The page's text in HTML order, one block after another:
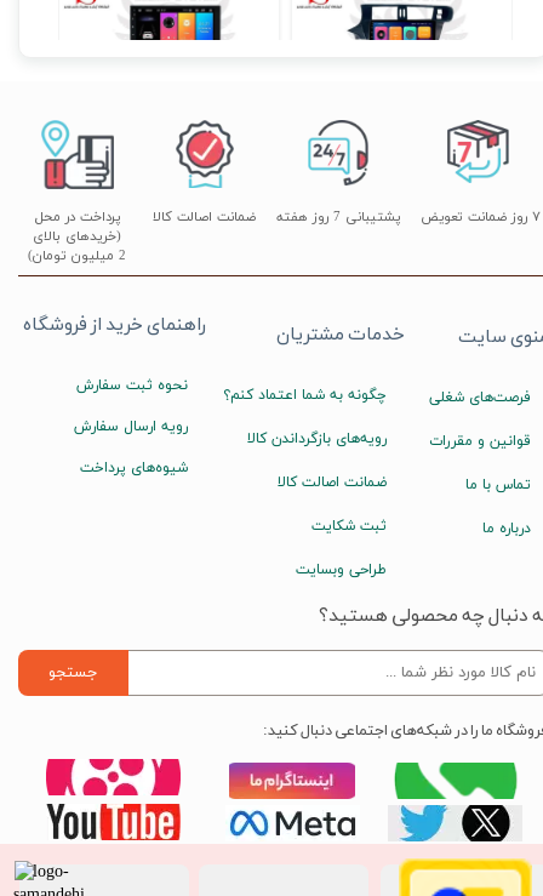
۱۷,۸۹۰,۰۰۰ تومان ۱۴,۸۹۰,۰۰۰ تومان
پشتیبانی 7 روز هفته
پرداخت در محل
(خریدهای بالای
2 میلیون تومان)
۷ روز ضمانت تعویض ضمانت اصالت کالا
راهنمای خرید از فروشگاه
نحوه ثبت سفارش
رویه ارسال سفارش
شیوه‌های پرداخت
خدمات مشتریان
چگونه به شما اعتماد کنم؟
رویه‌های بازگرداندن کالا
ضمانت اصالت کالا
ثبت شکایت
طراحی وبسایت
سایت
فرصت‌های شغلی
قوانین و مقررات
تماس با ما
درباره ما
دنبال چه محصولی هستید؟
جستجو
ما را در شبکه‌های اجتماعی دنبال کنید: